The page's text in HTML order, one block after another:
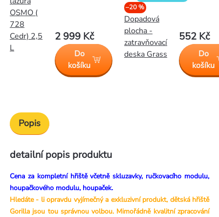
OSMO (
728
Cedr) 2,5
L
2 999 Kč
Do
košíku
–20 %
Dopadová
plocha -
zatravňovací
deska Grass
552 Kč
Do
košíku
Popis
detailní popis produktu
Cena za kompletní hřiště včetně skluzavky, ručkovacího modulu,
houpačkového modulu, houpaček.
Hledáte - li opravdu vyjímečný a exkluzivní produkt, dětská hřiště
Gorilla jsou tou správnou volbou. Mimořádně kvalitní zpracování